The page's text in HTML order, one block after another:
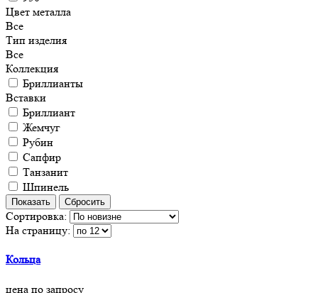
Цвет металла
Все
Тип изделия
Все
Коллекция
Бриллианты
Вставки
Бриллиант
Жемчуг
Рубин
Сапфир
Танзанит
Шпинель
Сортировка:
На страницу:
Кольца
цена по запросу